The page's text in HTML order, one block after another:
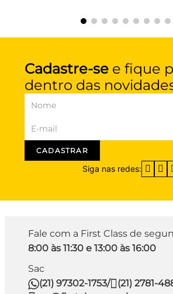
Cadastre-se e fique
dentro das
CADASTRAR
Siga nas redes:
Fale com a First Class de
8:00 às 11:30 e 13:00 às 16:00
Sac
(21) 97302-1753/
(21) 2781-